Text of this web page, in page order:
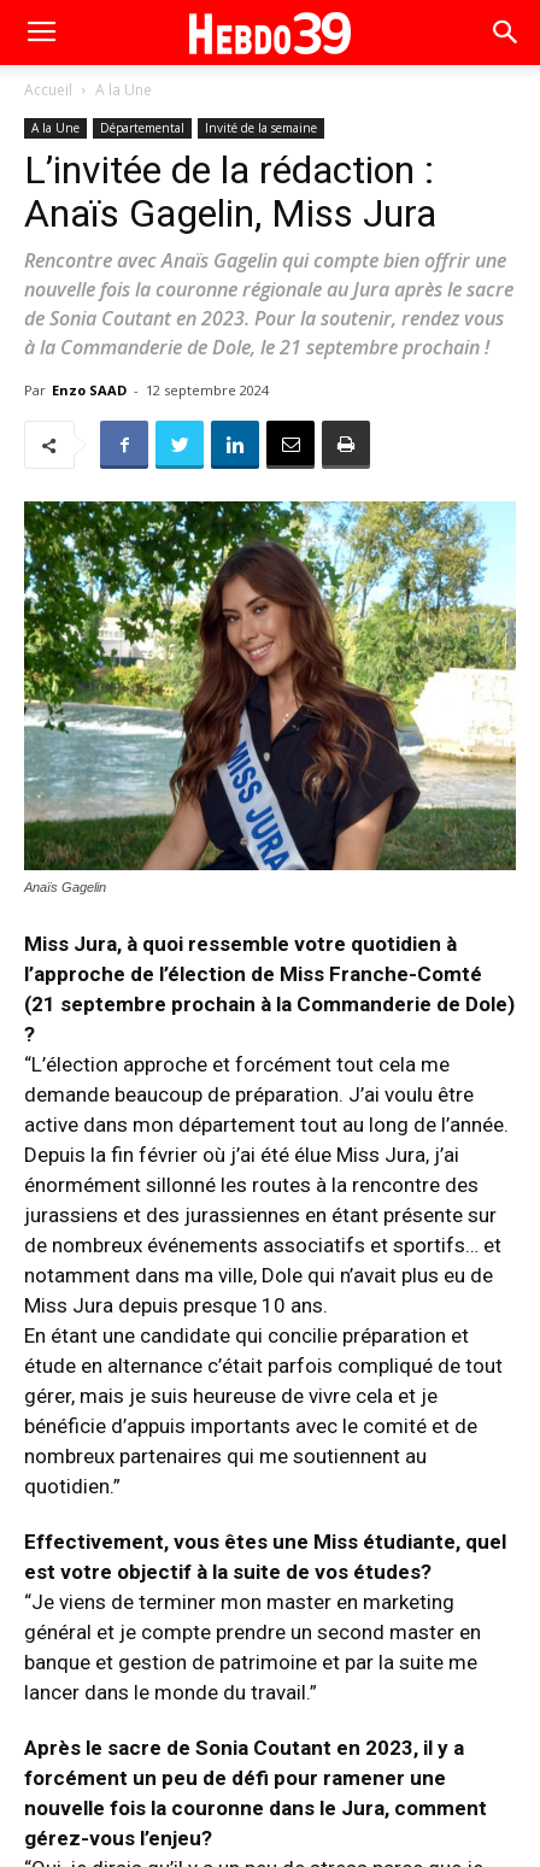
Accueil A la Une
A la Une Départemental Invité de la semaine
L’invitée de la rédaction :
Anaïs Gagelin, Miss Jura
Rencontre avec Anaïs Gagelin qui compte bien offrir une
nouvelle fois la couronne régionale au Jura après le sacre
de Sonia Coutant en 2023. Pour la soutenir, rendez vous
à la Commanderie de Dole, le 21 septembre prochain !
Par Enzo SAAD - 12 septembre 2024
Anaïs Gagelin
Miss Jura, à quoi ressemble votre quotidien à
l’approche de l’élection de Miss Franche-Comté
(21 septembre prochain à la Commanderie de Dole)
?
“L’élection approche et forcément tout cela me
demande beaucoup de préparation. J’ai voulu être
active dans mon département tout au long de l’année.
Depuis la fin février où j’ai été élue Miss Jura, j’ai
énormément sillonné les routes à la rencontre des
jurassiens et des jurassiennes en étant présente sur
de nombreux événements associatifs et sportifs… et
notamment dans ma ville, Dole qui n’avait plus eu de
Miss Jura depuis presque 10 ans.
En étant une candidate qui concilie préparation et
étude en alternance c’était parfois compliqué de tout
gérer, mais je suis heureuse de vivre cela et je
bénéficie d’appuis importants avec le comité et de
nombreux partenaires qui me soutiennent au
quotidien.”
Effectivement, vous êtes une Miss étudiante, quel
est votre objectif à la suite de vos études?
“Je viens de terminer mon master en marketing
général et je compte prendre un second master en
banque et gestion de patrimoine et par la suite me
lancer dans le monde du travail.”
Après le sacre de Sonia Coutant en 2023, il y a
forcément un peu de défi pour ramener une
nouvelle fois la couronne dans le Jura, comment
gérez-vous l’enjeu?